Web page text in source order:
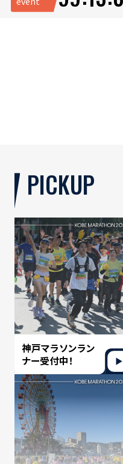
PICKUP
神戸マラソンラン
ナー受付中！